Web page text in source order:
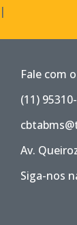
Fale com
(11)
Av.
Siga-nos